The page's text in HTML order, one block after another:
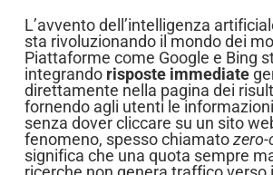
L’avvento dell’intelligenza
sta rivoluzionando il mondo dei
Piattaforme come Google e Bing
integrando risposte immediate
direttamente nella pagina dei
fornendo agli utenti le
senza dover cliccare su un sito
fenomeno, spesso chiamatozero-
significa che una quota sempre